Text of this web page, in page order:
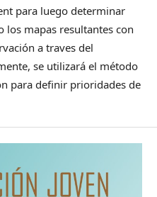
para luego determinar
mapas resultantes con
a traves del
se utilizará el método
para definir prioridades de